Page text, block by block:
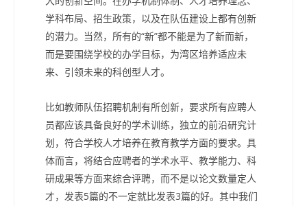
学科布局、招生政策，以及在队伍建设上都有创新
的潜力。当然，所有的“新”都不能是为了新而新，
而是要围绕学校的办学目标，为湾区培养适应未
来、引领未来的科创型人才。
比如教师队伍招聘机制有所创新，要求所有应聘人
员都应该具备良好的学术训练，独立的前沿研究计
划，符合学校人才培养在教育教学方面的要求。具
体而言，将结合应聘者的学术水平、教学能力、科
研成果等方面来综合评聘，而不是以论文数量定人
才，发表5篇的不一定就比发表3篇的好。其中我们